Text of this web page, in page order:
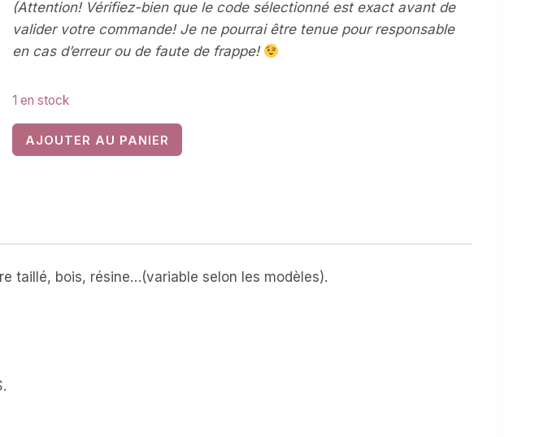
(Attention! Vérifiez-bien que le code sélectionné est exact avant de
valider votre commande! Je ne pourrai être tenue pour responsable
en cas d’erreur ou de faute de frappe!
1 en stock
quantité
de
Inoxydable,
sa
AJOUTER AU PANIER
taillé, bois, résine…(variable selon les modèles).